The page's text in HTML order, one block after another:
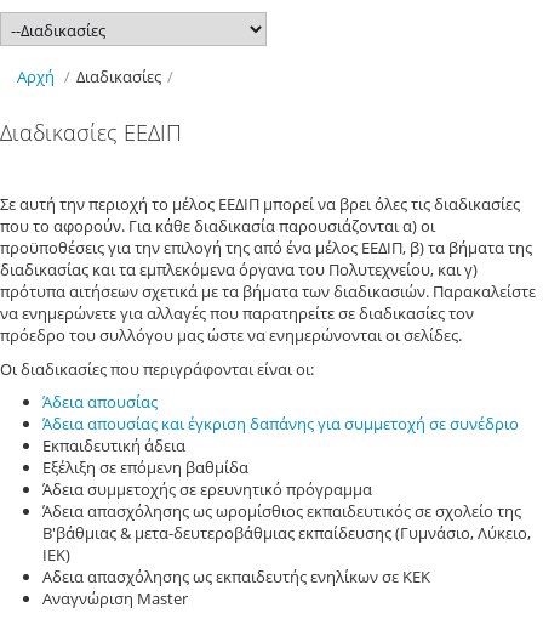
Αρχή / Διαδικασίες /
Διαδικασίες ΕΕΔΙΠ
Σε αυτή την περιοχή το μέλος ΕΕΔΙΠ μπορεί να βρει όλες τις διαδικασίες
που το αφορούν. Για κάθε διαδικασία παρουσιάζονται α) οι
προϋποθέσεις για την επιλογή της από ένα μέλος ΕΕΔΙΠ, β) τα βήματα της
διαδικασίας και τα εμπλεκόμενα όργανα του Πολυτεχνείου, και γ)
πρότυπα αιτήσεων σχετικά με τα βήματα των διαδικασιών. Παρακαλείστε
να ενημερώνετε για αλλαγές που παρατηρείτε σε διαδικασίες τον
πρόεδρο του συλλόγου μας ώστε να ενημερώνονται οι σελίδες.
Οι διαδικασίες που περιγράφονται είναι οι:
Άδεια απουσίας
Άδεια απουσίας και έγκριση δαπάνης για συμμετοχή σε συνέδριο
Εκπαιδευτική άδεια
Εξέλιξη σε επόμενη βαθμίδα
Άδεια συμμετοχής σε ερευνητικό πρόγραμμα
Άδεια απασχόλησης ως ωρομίσθιος εκπαιδευτικός σε σχολείο της
Β'βάθμιας & μετα-δευτεροβάθμιας εκπαίδευσης (Γυμνάσιο, Λύκειο,
ΙΕΚ)
Αδεια απασχόλησης ως εκπαιδευτής ενηλίκων σε ΚΕΚ
Αναγνώριση Master